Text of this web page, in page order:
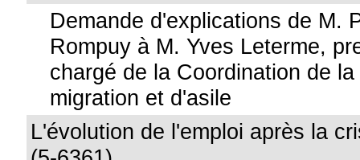
Demande d'explications de M.
Rompuy à M. Yves Leterme,
chargé de la Coordination de
migration et d'asile
L'évolution de l'emploi après la